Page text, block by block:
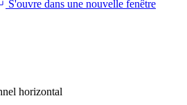
S'ouvre dans une nouvelle fenêtre
horizontal